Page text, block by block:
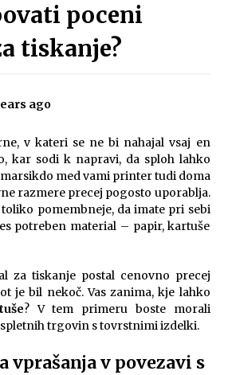
ki pripovedujejo zgodbo vajinega
in uporabni darilni paketi za rojstni
months ago
pravi pomen avtomobilskih brisalcev
ago
months ago
DPF filtra za avto in kaj storiti, ko
ago
poceni
tiskanje?
ago
v kateri se ne bi nahajal vsaj en
kar sodi k napravi, da sploh lahko
med vami printer tudi doma
razmere precej pogosto uporablja.
pomembneje, da imate pri sebi
potreben material – papir, kartuše
za tiskanje postal cenovno precej
je bil nekoč. Vas zanima, kje lahko
? V tem primeru boste morali
trgovin s tovrstnimi izdelki.
vprašanja v povezavi s